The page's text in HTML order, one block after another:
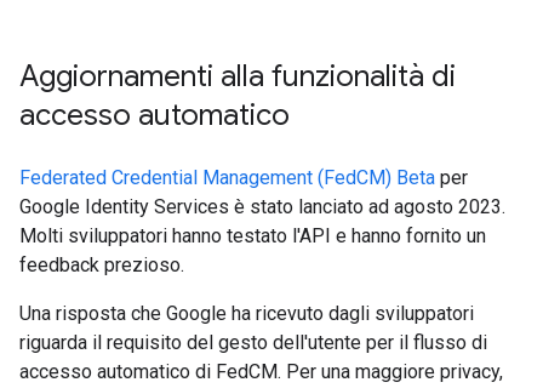
Aggiornamenti alla funzionalità di
accesso automatico
Federated Credential Management (FedCM) Beta per
Google Identity Services è stato lanciato ad agosto 2023.
Molti sviluppatori hanno testato l'API e hanno fornito un
feedback prezioso.
Una risposta che Google ha ricevuto dagli sviluppatori
riguarda il requisito del gesto dell'utente per il flusso di
accesso automatico di FedCM. Per una maggiore privacy,